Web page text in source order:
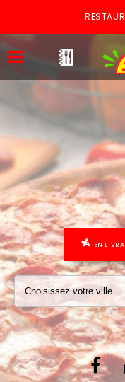
ACCUEIL
LA CARTE
VOTRE COMPTE
NOTRE
VOS AVIS
MENTIONS LÉGALES
C.G.V
EN